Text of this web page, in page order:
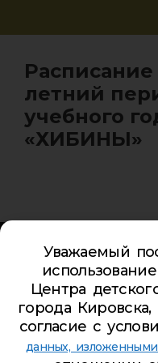
летний
учебного
«ХИБИНЫ»
Обратная связь
Гостевая книга
Турбаза ЦДТ
Телефон Ленина 5:5-
Уважаемый
Центра
города
согласие с
данных,